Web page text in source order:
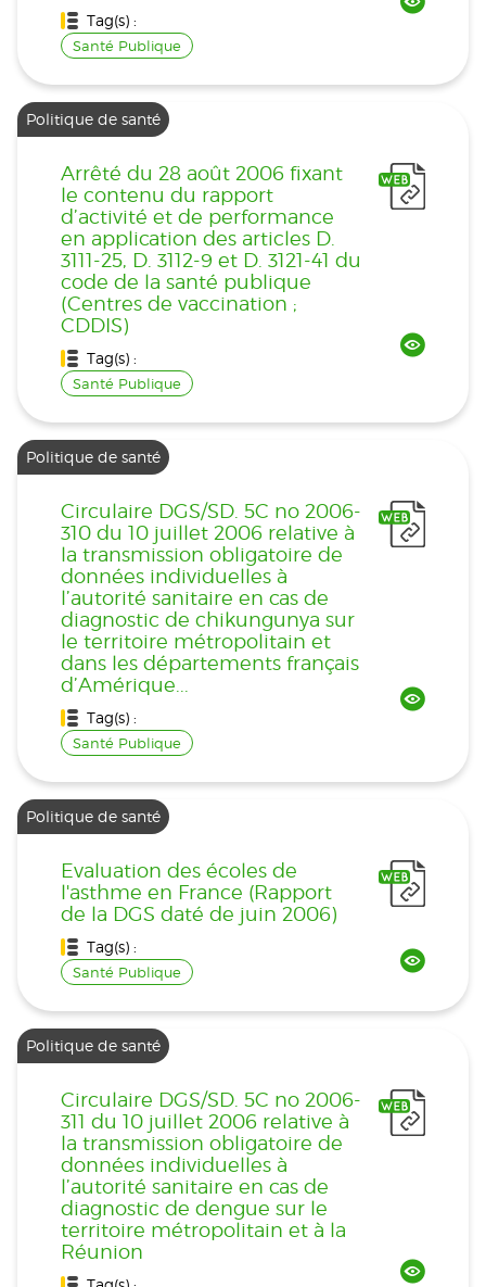
Tag(s) :
Santé Publique
Politique de santé
Arrêté du 28 août 2006 fixant
le contenu du rapport
d’activité et de performance
en application des articles D.
3111-25, D. 3112-9 et D. 3121-41 du
code de la santé publique
(Centres de vaccination ;
CDDIS)
Tag(s) :
Santé Publique
Politique de santé
Circulaire DGS/SD. 5C no 2006-
310 du 10 juillet 2006 relative à
la transmission obligatoire de
données individuelles à
l’autorité sanitaire en cas de
diagnostic de chikungunya sur
le territoire métropolitain et
dans les départements français
d’Amérique...
Tag(s) :
Santé Publique
Politique de santé
Evaluation des écoles de
l'asthme en France (Rapport
de la DGS daté de juin 2006)
Tag(s) :
Santé Publique
Politique de santé
Circulaire DGS/SD. 5C no 2006-
311 du 10 juillet 2006 relative à
la transmission obligatoire de
données individuelles à
l’autorité sanitaire en cas de
diagnostic de dengue sur le
territoire métropolitain et à la
Réunion